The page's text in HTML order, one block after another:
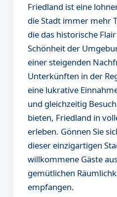
Friedland ist eine
die Stadt immer mehr
die das historische
Schönheit der
einer steigenden
Unterkünften in der
eine lukrative
und gleichzeitig
bieten, Friedland in
erleben. Gönnen Sie
dieser einzigartigen
willkommene Gäste
gemütlichen
empfangen.